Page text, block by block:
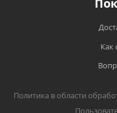
Как
Политика в области